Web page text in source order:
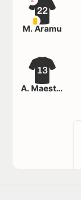
13
A. Maestrelli
22
M. Aramu